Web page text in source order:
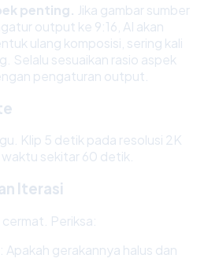
penting. Jika gambar sumber
output ke 9:16, AI akan
ulang komposisi, sering kali
Selalu sesuaikan rasio aspek
pengaturan output.
Klip 5 detik pada resolusi 2K
sekitar 60 detik.
Iterasi
Periksa:
: Apakah gerakannya halus dan